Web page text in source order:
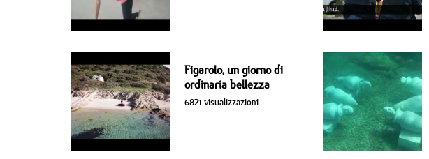
Figarolo, un giorno di
ordinaria bellezza
6821 visualizzazioni